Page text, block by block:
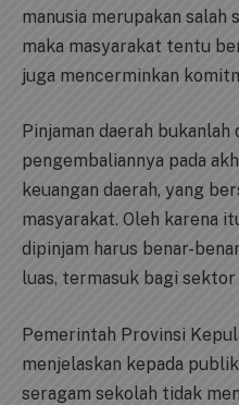
manusia merupakan
maka masyarakat tentu
juga mencerminkan
Pinjaman daerah bukanlah
pengembaliannya pada
keuangan daerah, yang
masyarakat. Oleh karena
dipinjam harus benar-
luas, termasuk bagi sektor
Pemerintah Provinsi
menjelaskan kepada
seragam sekolah tidak